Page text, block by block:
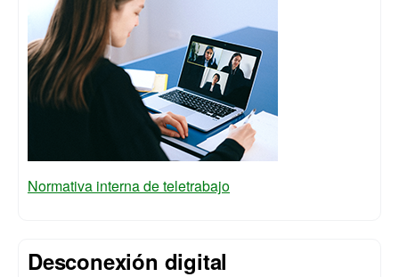
Normativa interna de teletrabajo
Desconexión digital